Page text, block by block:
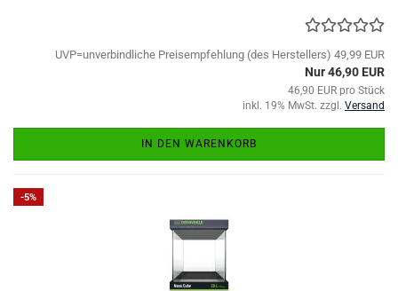
UVP=unverbindliche Preisempfehlung (des Herstellers) 49,99 EUR
Nur 46,90 EUR
46,90 EUR pro Stück
inkl. 19% MwSt. zzgl. Versand
IN DEN WARENKORB
-5%